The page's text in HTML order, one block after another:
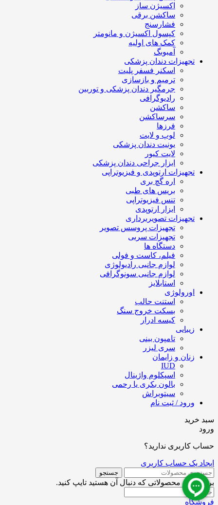
اکسیژن ساز
ساکشن برقی
فشارسنج
کپسول اکسیژن و مانومتر
کمک های اولیه
آمبوبگ
تجهیزات دندان پزشکی
اسکنر فسفر پلیت
ترمیم و بازسازی
جرمگیر دندان پزشکی و توربین
رادیوگرافی
ساکشن
سرساکشن
فرزها
لوپ و لایت
یونیت دندان پزشکی
لایت کیور
ابزار جراحی دندان پزشکی
تجهیزات ارتوپدی و فیزیوتراپی
اره گچ بری
بریس های طبی
تنس فیزیوتراپی
ابزار ارتوپدی
تجهیزات تصویربرداری
تجهیزات پروسس تصویر
تجهیزات سربی
دستگاه ها
فیلم، کاست و فولی
لوازم جانبی رادیولوژی
لوازم جانبی سونوگرافی
استابلایز
اورولوژی
استنت حالب
بسکت خروج سنگ
کیسه ادرار
زیبایی
تامپون بینی
سری لیزر
زنان و زایمان
IUD
اسپکلوم واژینال
بالون بکری یا رحمی
سیتوبراش
ورود / ثبت نام
سبد خرید
ورود
حساب کاربری ندارید؟
ایجاد یک حساب کاربری
جستجو
برای دیدن محصولاتی که دنبال آن هستید تایپ کنید.
فروشگاه